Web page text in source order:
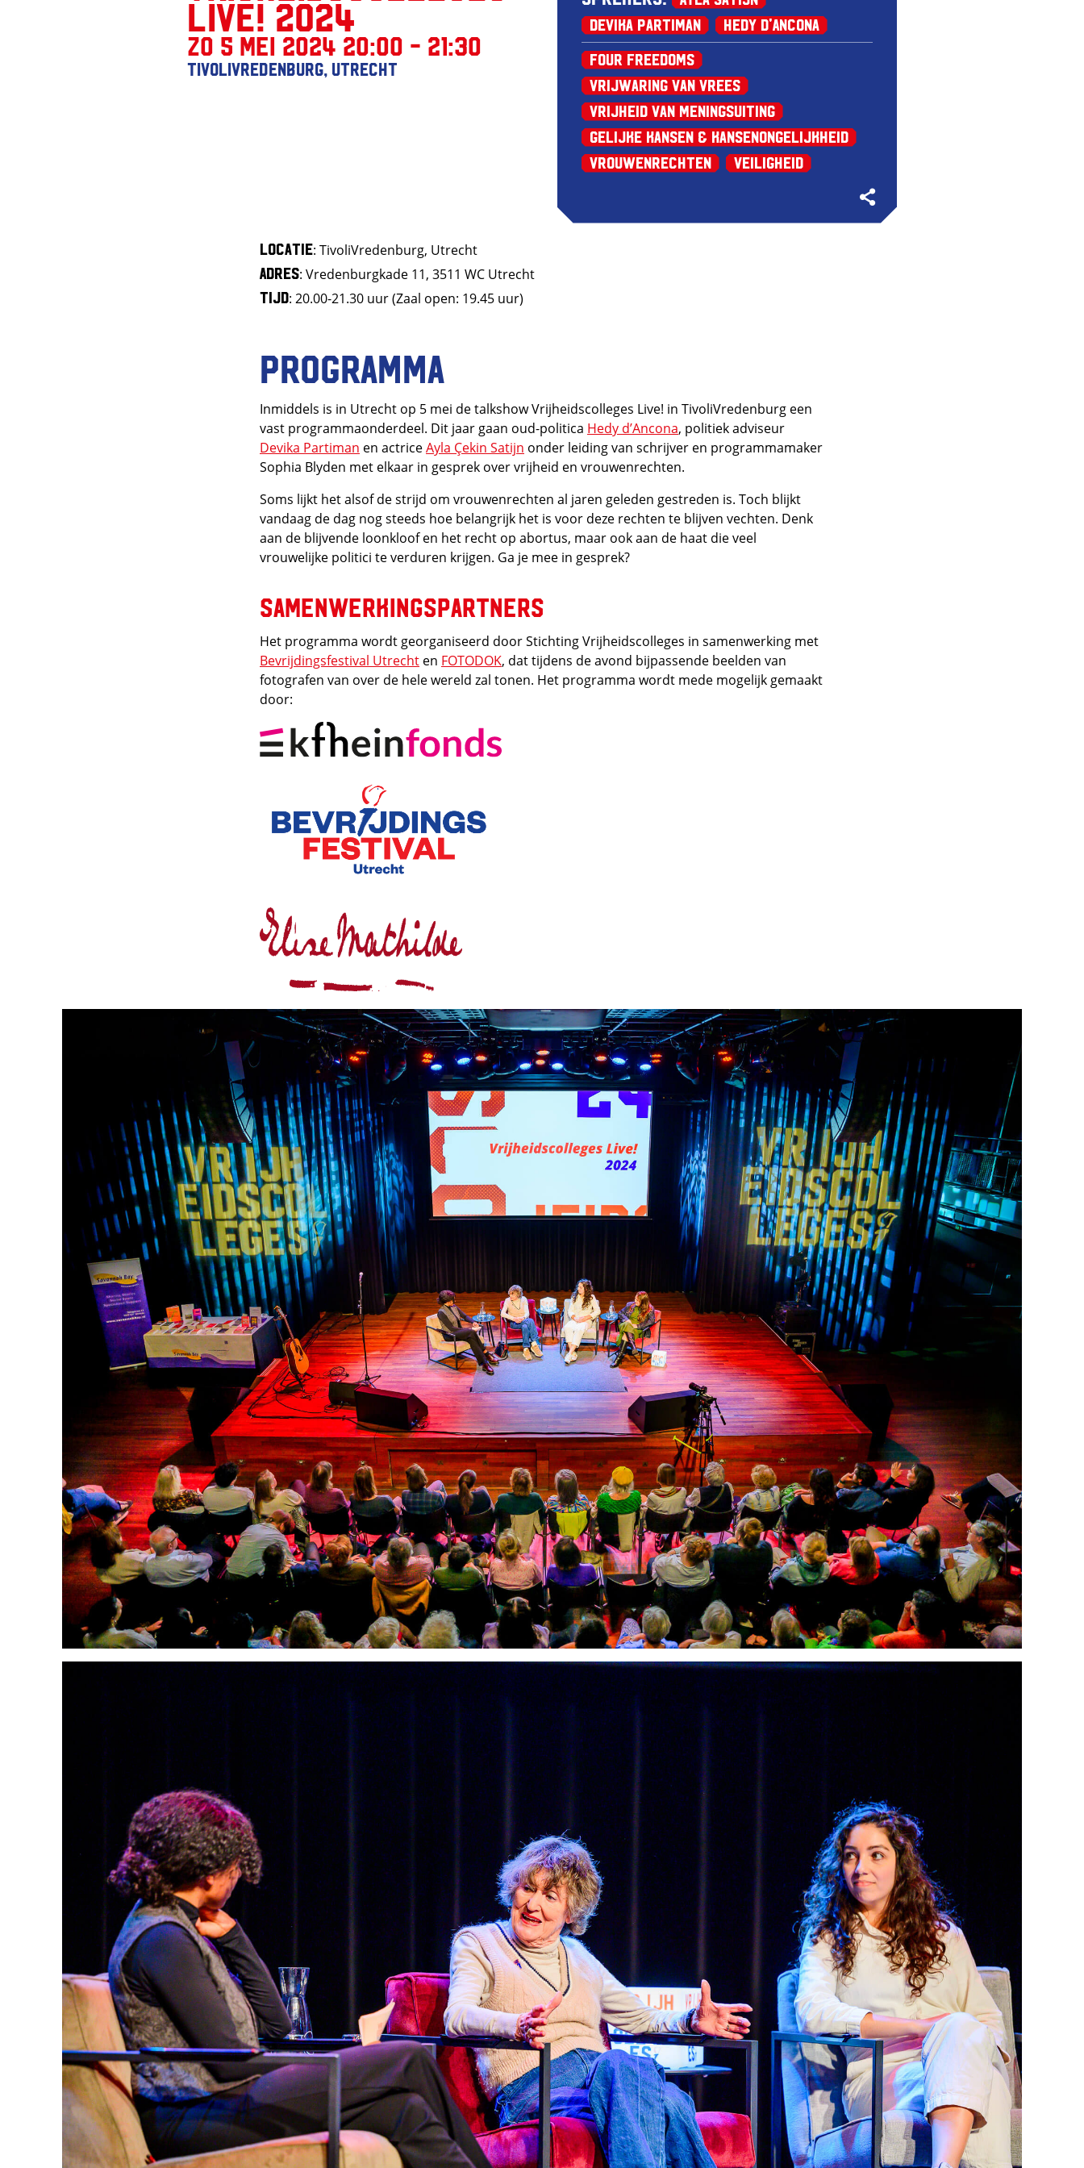
Live! 2024
zo 5 mei 2024 20:00 - 21:30
TivoliVredenburg, Utrecht
Devika Partiman
Hedy d'Ancona
Four Freedoms
Vrijwaring van Vrees
Vrijheid van Meningsuiting
Gelijke kansen & kansenongelijkheid
Vrouwenrechten
Veiligheid
Locatie: TivoliVredenburg, Utrecht
Adres: Vredenburgkade 11, 3511 WC Utrecht
Tijd: 20.00-21.30 uur (Zaal open: 19.45 uur)
Programma
Inmiddels is in Utrecht op 5 mei de talkshow Vrijheidscolleges Live! in TivoliVredenburg een
vast programmaonderdeel. Dit jaar gaan oud-politica Hedy d’Ancona, politiek adviseur
Devika Partiman en actriceAyla Çekin Satijn onder leiding van schrijver en programmamaker
Sophia Blyden met elkaar in gesprek over vrijheid en vrouwenrechten.
Soms lijkt het alsof de strijd om vrouwenrechten al jaren geleden gestreden is. Toch blijkt
vandaag de dag nog steeds hoe belangrijk het is voor deze rechten te blijven vechten. Denk
aan de blijvende loonkloof en het recht op abortus, maar ook aan de haat die veel
vrouwelijke politici te verduren krijgen. Ga je mee in gesprek?
Samenwerkingspartners
Het programma wordt georganiseerd door Stichting Vrijheidscolleges in samenwerking met
Bevrijdingsfestival Utrecht en FOTODOK, dat tijdens de avond bijpassende beelden van
fotografen van over de hele wereld zal tonen. Het programma wordt mede mogelijk gemaakt
door: